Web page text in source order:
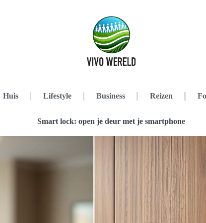
Huis Lifestyle Business Reizen
Smart lock: open je deur met je smartphone